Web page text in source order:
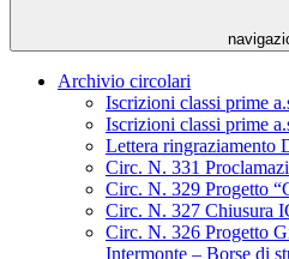
Archivio circolari
Iscrizioni classi prime
Iscrizioni classi prime
Lettera ringraziamento
Circ. N. 331
Circ. N. 329 Progetto
Circ. N. 327 Chiusura
Circ. N. 326 Progetto
Intermonte – Borse di